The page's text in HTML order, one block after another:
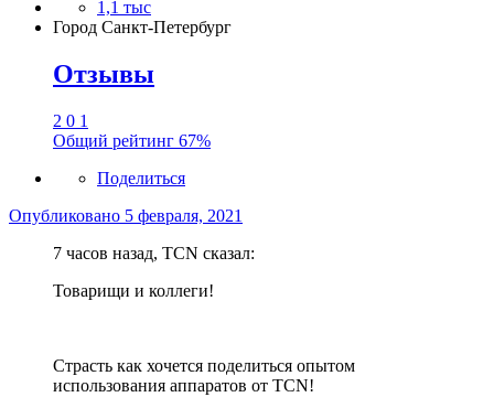
1,1 тыс
Город Санкт-Петербург
Отзывы
2 0 1
Общий рейтинг 67%
Поделиться
Опубликовано 5 февраля, 2021
7 часов назад, TCN сказал:
Товарищи и коллеги!
Страсть как хочется поделиться опытом
использования аппаратов от TCN!